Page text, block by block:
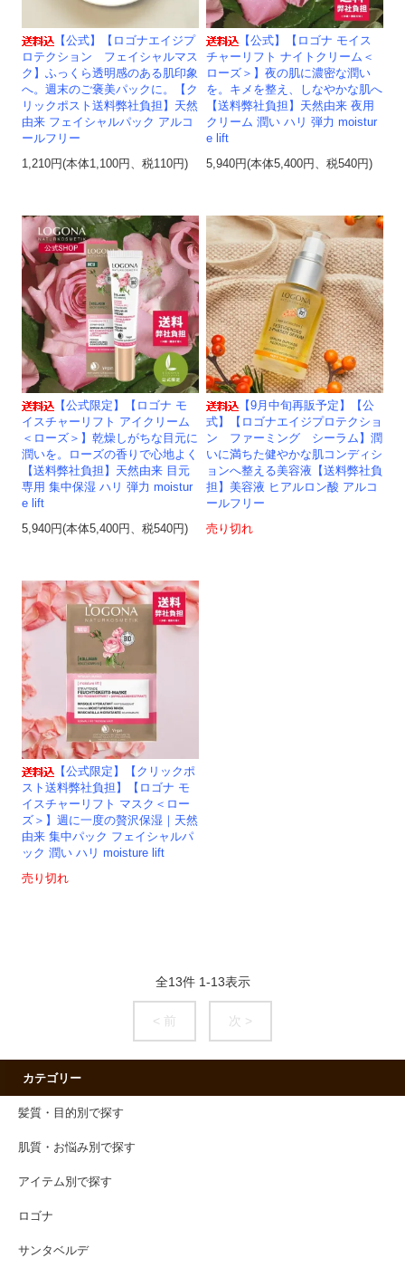
【公式】【ロゴナエイジプ
ロテクション フェイシャルマス
ク】ふっくら透明感のある肌印象
へ。週末のご褒美パックに。【ク
リックポスト送料弊社負担】天然
由来 フェイシャルパック アルコ
ールフリー
1,210円(本体1,100円、税110円)
【公式】【ロゴナ モイス
チャーリフト ナイトクリーム＜
ローズ＞】夜の肌に濃密な潤い
を。キメを整え、しなやかな肌へ
【送料弊社負担】天然由来 夜用
クリーム 潤い ハリ 弾力 moistur
e lift
5,940円(本体5,400円、税540円)
【公式限定】【ロゴナ モ
イスチャーリフト アイクリーム
＜ローズ＞】乾燥しがちな目元に
潤いを。ローズの香りで心地よく
【送料弊社負担】天然由来 目元
専用 集中保湿 ハリ 弾力 moistur
e lift
5,940円(本体5,400円、税540円)
【9月中旬再販予定】【公
式】【ロゴナエイジプロテクショ
ン ファーミング シーラム】潤
いに満ちた健やかな肌コンディシ
ョンへ整える美容液【送料弊社負
担】美容液 ヒアルロン酸 アルコ
ールフリー
売り切れ
【公式限定】【クリックポ
スト送料弊社負担】【ロゴナ モ
イスチャーリフト マスク＜ロー
ズ＞】週に一度の贅沢保湿｜天然
由来 集中パック フェイシャルパ
ック 潤い ハリ moisture lift
売り切れ
全13件 1-13表示
< 前 次 >
カテゴリー
髪質・目的別で探す
肌質・お悩み別で探す
アイテム別で探す
ロゴナ
サンタベルデ